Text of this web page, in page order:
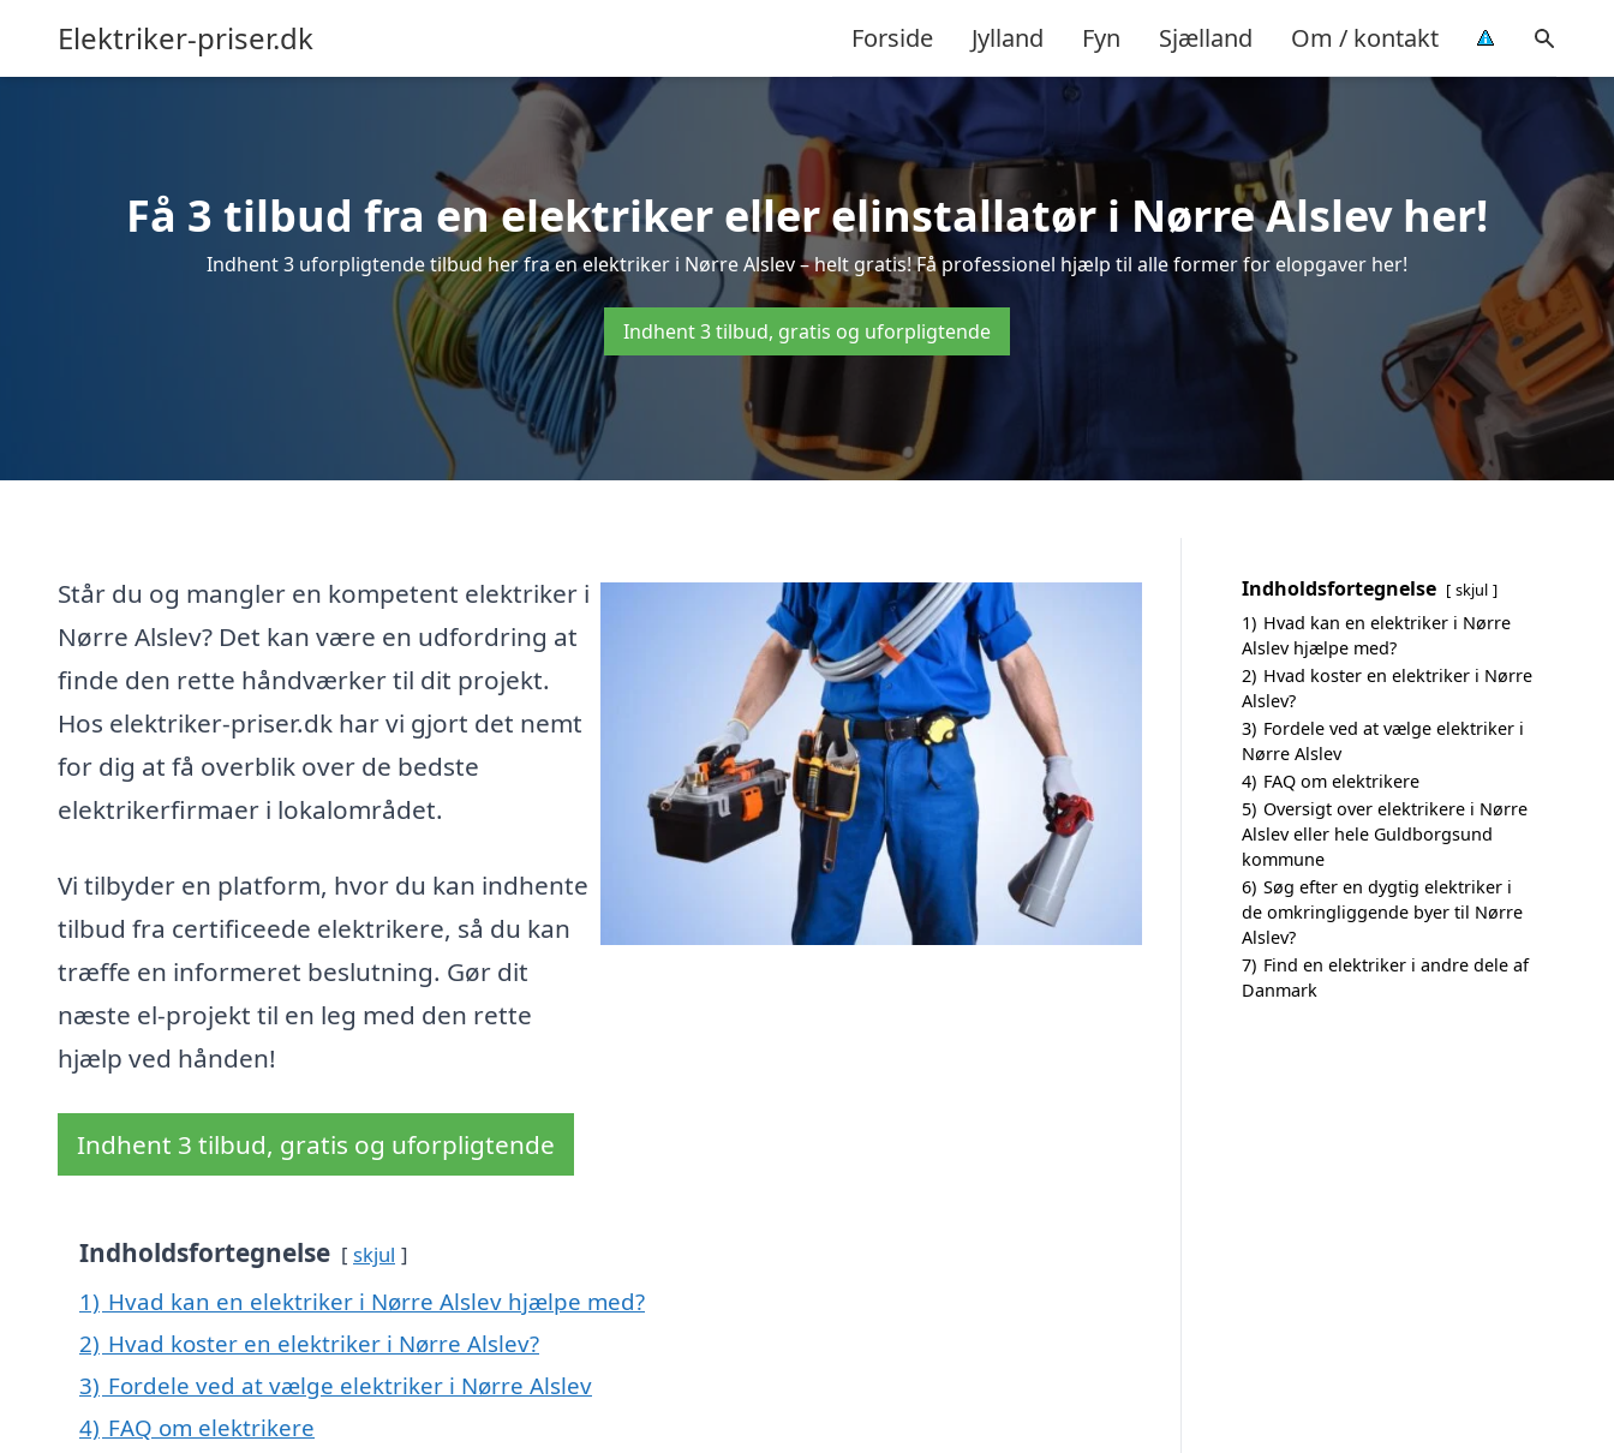
Elektriker-priser.dk Forside Jylland Fyn Sjælland Om / kontakt
Få 3 tilbud fra en elektriker eller elinstallatør i Nørre Alslev her!
Indhent 3 uforpligtende tilbud her fra en elektriker i Nørre Alslev – helt gratis! Få professionel hjælp til alle former for elopgaver her!
Indhent 3 tilbud, gratis og uforpligtende
Står du og mangler en kompetent elektriker i
Nørre Alslev? Det kan være en udfordring at
finde den rette håndværker til dit projekt.
Hos elektriker-priser.dk har vi gjort det nemt
for dig at få overblik over de bedste
elektrikerfirmaer i lokalområdet.
Vi tilbyder en platform, hvor du kan indhente
tilbud fra certificeede elektrikere, så du kan
træffe en informeret beslutning. Gør dit
næste el-projekt til en leg med den rette
hjælp ved hånden!
Indhent 3 tilbud, gratis og uforpligtende
Indholdsfortegnelse skjul
1) Hvad kan en elektriker i Nørre Alslev hjælpe med?
2) Hvad koster en elektriker i Nørre Alslev?
3) Fordele ved at vælge elektriker i Nørre Alslev
4) FAQ om elektrikere
Indholdsfortegnelse skjul
1) Hvad kan en elektriker i Nørre
Alslev hjælpe med?
2) Hvad koster en elektriker i Nørre
Alslev?
3) Fordele ved at vælge elektriker i
Nørre Alslev
4) FAQ om elektrikere
5) Oversigt over elektrikere i Nørre
Alslev eller hele Guldborgsund
kommune
6) Søg efter en dygtig elektriker i
de omkringliggende byer til Nørre
Alslev?
7) Find en elektriker i andre dele af
Danmark